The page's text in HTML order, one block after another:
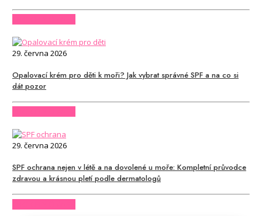
29. června 2026
Opalovací krém pro děti k moři? Jak vybrat správné SPF a na co si
dát pozor
29. června 2026
SPF ochrana nejen v létě a na dovolené u moře: Kompletní průvodce
zdravou a krásnou pletí podle dermatologů